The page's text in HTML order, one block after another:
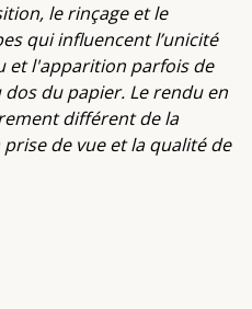
le rinçage et le
qui influencent l’unicité
et l'apparition parfois de
du papier. Le rendu en
différent de la
prise de vue et la qualité de